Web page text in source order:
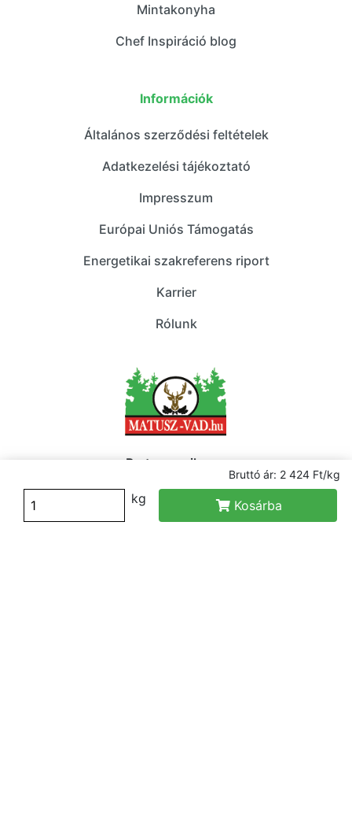
Bruttó ár: 2 424 Ft/kg
kg Kosárba
Mintakonyha
Chef Inspiráció blog
Információk
Általános szerződési feltételek
Adatkezelési tájékoztató
Impresszum
Európai Uniós Támogatás
Energetikai szakreferens riport
Karrier
Rólunk
Partner a sikeres